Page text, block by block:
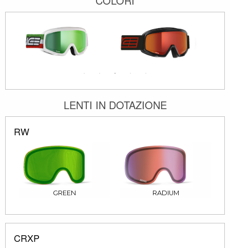
LENTI IN DOTAZIONE
RW
GREEN RADIUM
CRXP